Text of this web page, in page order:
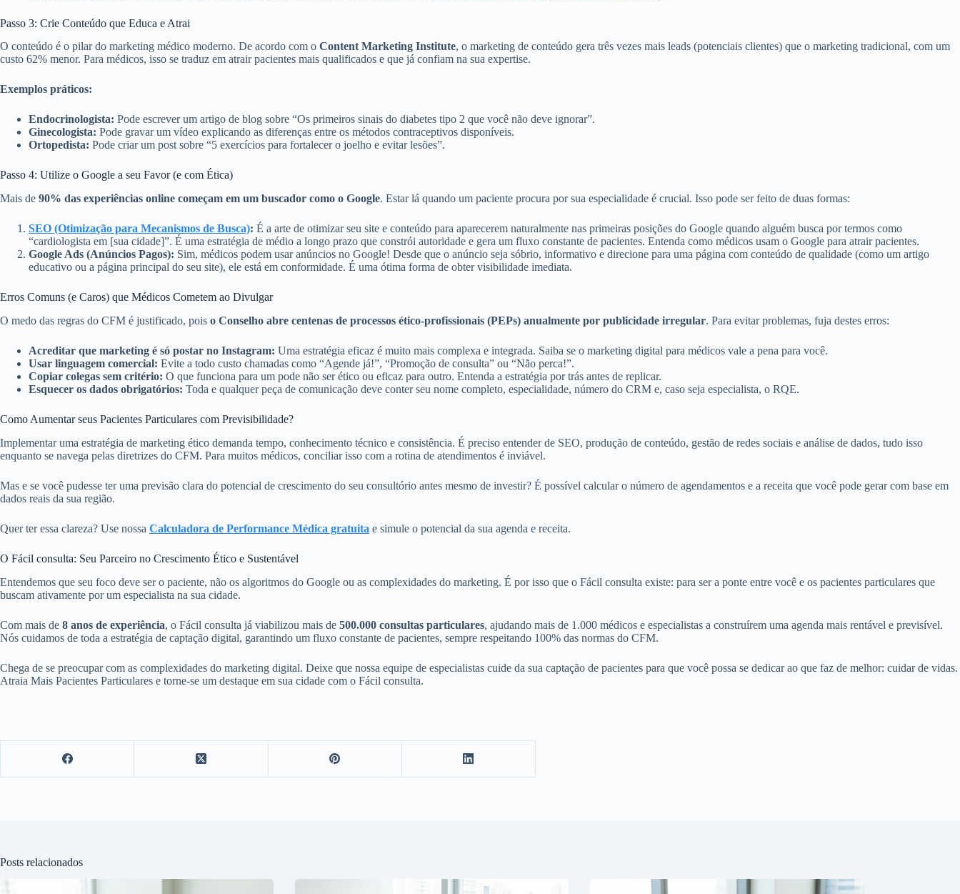
Passo 3: Crie Conteúdo que Educa e Atrai
O conteúdo é o pilar do marketing médico moderno. De acordo com o Content Marketing Institute, o marketing de conteúdo gera três vezes mais leads (potenciais clientes) que o marketing tradicional, com um
custo 62% menor. Para médicos, isso se traduz em atrair pacientes mais qualificados e que já confiam na sua expertise.
Exemplos práticos:
Endocrinologista: Pode escrever um artigo de blog sobre “Os primeiros sinais do diabetes tipo 2 que você não deve ignorar”.
Ginecologista: Pode gravar um vídeo explicando as diferenças entre os métodos contraceptivos disponíveis.
Ortopedista: Pode criar um post sobre “5 exercícios para fortalecer o joelho e evitar lesões”.
Passo 4: Utilize o Google a seu Favor (e com Ética)
Mais de 90% das experiências online começam em um buscador como o Google. Estar lá quando um paciente procura por sua especialidade é crucial. Isso pode ser feito de duas formas:
SEO (Otimização para Mecanismos de Busca): É a arte de otimizar seu site e conteúdo para aparecerem naturalmente nas primeiras posições do Google quando alguém busca por termos como
“cardiologista em [sua cidade]”. É uma estratégia de médio a longo prazo que constrói autoridade e gera um fluxo constante de pacientes. Entenda como médicos usam o Google para atrair pacientes.
Google Ads (Anúncios Pagos): Sim, médicos podem usar anúncios no Google! Desde que o anúncio seja sóbrio, informativo e direcione para uma página com conteúdo de qualidade (como um artigo
educativo ou a página principal do seu site), ele está em conformidade. É uma ótima forma de obter visibilidade imediata.
Erros Comuns (e Caros) que Médicos Cometem ao Divulgar
O medo das regras do CFM é justificado, pois o Conselho abre centenas de processos ético-profissionais (PEPs) anualmente por publicidade irregular. Para evitar problemas, fuja destes erros:
Acreditar que marketing é só postar no Instagram: Uma estratégia eficaz é muito mais complexa e integrada. Saiba se o marketing digital para médicos vale a pena para você.
Usar linguagem comercial: Evite a todo custo chamadas como “Agende já!”, “Promoção de consulta” ou “Não perca!”.
Copiar colegas sem critério: O que funciona para um pode não ser ético ou eficaz para outro. Entenda a estratégia por trás antes de replicar.
Esquecer os dados obrigatórios: Toda e qualquer peça de comunicação deve conter seu nome completo, especialidade, número do CRM e, caso seja especialista, o RQE.
Como Aumentar seus Pacientes Particulares com Previsibilidade?
Implementar uma estratégia de marketing ético demanda tempo, conhecimento técnico e consistência. É preciso entender de SEO, produção de conteúdo, gestão de redes sociais e análise de dados, tudo isso
enquanto se navega pelas diretrizes do CFM. Para muitos médicos, conciliar isso com a rotina de atendimentos é inviável.
Mas e se você pudesse ter uma previsão clara do potencial de crescimento do seu consultório antes mesmo de investir? É possível calcular o número de agendamentos e a receita que você pode gerar com base em
dados reais da sua região.
Quer ter essa clareza? Use nossa Calculadora de Performance Médica gratuita e simule o potencial da sua agenda e receita.
O Fácil consulta: Seu Parceiro no Crescimento Ético e Sustentável
Entendemos que seu foco deve ser o paciente, não os algoritmos do Google ou as complexidades do marketing. É por isso que o Fácil consulta existe: para ser a ponte entre você e os pacientes particulares que
buscam ativamente por um especialista na sua cidade.
Com mais de 8 anos de experiência, o Fácil consulta já viabilizou mais de 500.000 consultas particulares, ajudando mais de 1.000 médicos e especialistas a construírem uma agenda mais rentável e previsível.
Nós cuidamos de toda a estratégia de captação digital, garantindo um fluxo constante de pacientes, sempre respeitando 100% das normas do CFM.
Chega de se preocupar com as complexidades do marketing digital. Deixe que nossa equipe de especialistas cuide da sua captação de pacientes para que você possa se dedicar ao que faz de melhor: cuidar de vidas.
Atraia Mais Pacientes Particulares e torne-se um destaque em sua cidade com o Fácil consulta.
Posts relacionados